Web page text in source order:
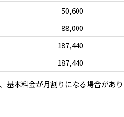
50,600
88,000
187,440
187,440
基本料金が月割りになる場合があ